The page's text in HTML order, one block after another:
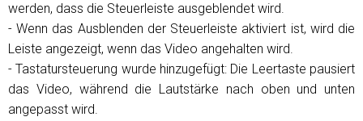
werden, dass die Steuerleiste ausgeblendet wird.
- Wenn das Ausblenden der Steuerleiste aktiviert ist, wird die
Leiste angezeigt, wenn das Video angehalten wird.
- Tastatursteuerung wurde hinzugefügt: Die Leertaste pausiert
das Video, während die Lautstärke nach oben und unten
angepasst wird.